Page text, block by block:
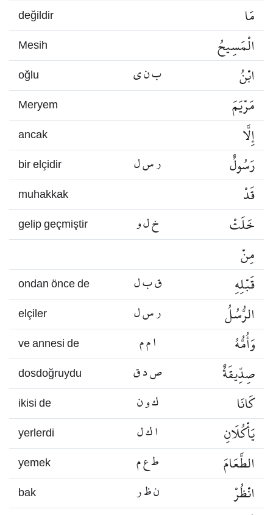
değildir مَا
Mesih الْمَسِيحُ
oğlu ب ن ي ابْنُ
Meryem مَرْيَمَ
ancak إِلَّا
bir elçidir ر س ل رَسُولٌ
muhakkak قَدْ
gelip geçmiştir خ ل و
خَلَتْ
مِنْ
ondan önce de ق ب ل قَبْلِهِ
elçiler ر س ل الرُّسُلُ
ve annesi de ا م م وَأُمُّهُ
dosdoğruydu ص د ق صِدِّيقَةٌ
ikisi de ك و ن كَانَا
yerlerdi ا ك ل يَأْكُلَانِ
yemek ط ع م الطَّعَامَ
bak ن ظ ر انْظُرْ